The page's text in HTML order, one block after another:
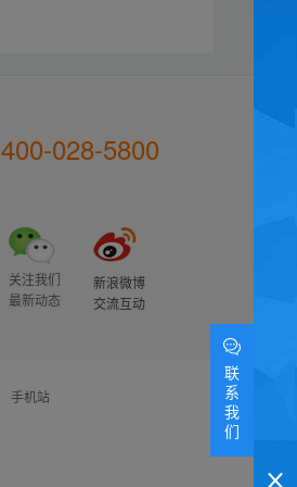
400-028-5800
关注我们
最新动态
新浪微博
交流互动
手机站
联
系
我
们